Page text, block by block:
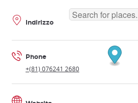
Indirizzo
Phone
+(81) 076241 2680